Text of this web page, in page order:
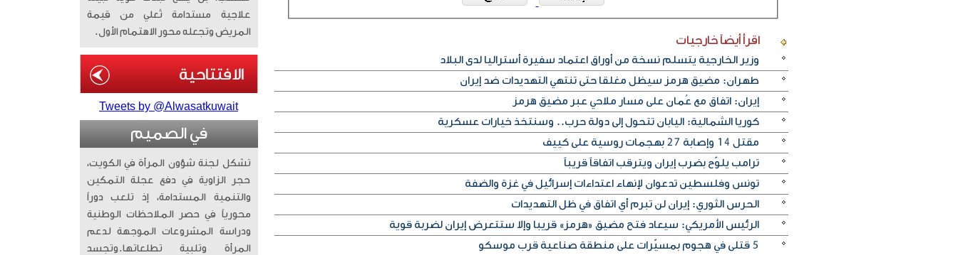
اقرأ أيضاًخارجيات
وزير الخارجية يتسلم نسخة من أوراق اعتماد سفيرة أستراليا لدى البلاد
طهران: مضيق هرمز سيظل مغلقا حتى تنتهي التهديدات ضد إيران
إيران: اتفاق مع عُمان على مسار ملاحي عبر مضيق هرمز
كوريا الشمالية: اليابان تتحول إلى دولة حرب.. وسنتخذ خيارات عسكرية
مقتل 14 وإصابة ‌27 بهجمات روسية على كييف
ترامب يلوّح بضرب إيران ويترقب اتفاقاً قريباً
تونس وفلسطين تدعوان لإنهاء اعتداءات إسرائيل في غزة والضفة
الحرس الثوري: إيران لن تبرم أي اتفاق في ظل التهديدات
الرئيس الأمريكي: سيعاد فتح مضيق «هرمز» قريبا وإلا ستتعرض إيران لضربة قوية
5 قتلى في هجوم بمسيّرات على منطقة صناعية قرب موسكو
علاجية مستدامة تُعلي من قيمة
المريض وتجعله محور الاهتمام الأول.
Tweets by @Alwasatkuwait
في الصميم
تشكل لجنة شؤون المرأة في الكويت،
حجر الزاوية في دفع عجلة التمكين
والتنمية المستدامة، إذ تلعب دوراً
محورياً في حصر الملاحظات الوطنية
ودراسة المشروعات الموجهة لدعم
المرأة وتلبية تطلعاتها. ​وتجسد